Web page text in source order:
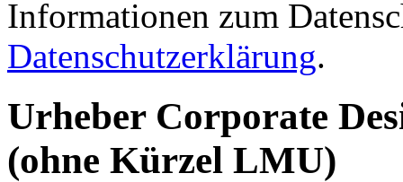
Informationen zum
Datenschutzerklärung.
Urheber Corporate
(ohne Kürzel LMU)